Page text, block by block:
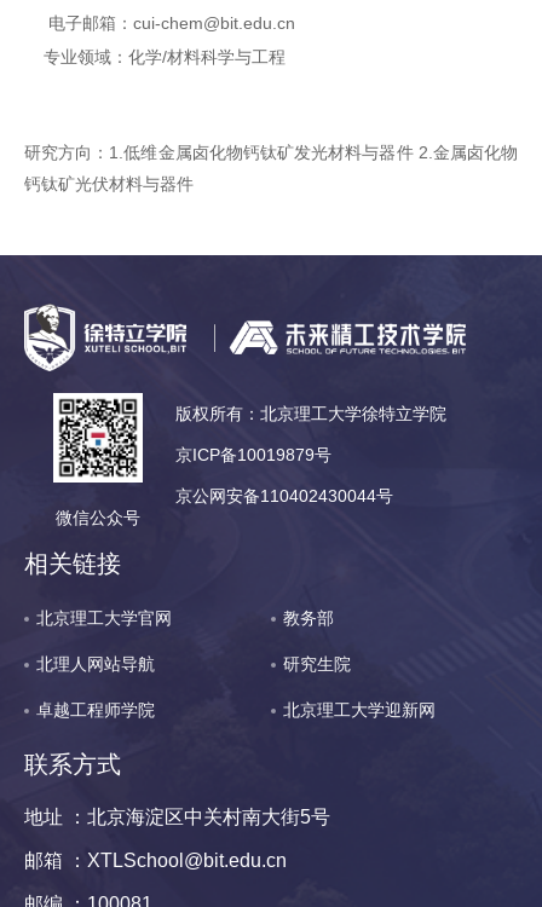
电子邮箱：cui-chem@bit.edu.cn
专业领域：化学/材料科学与工程
研究方向：1.低维金属卤化物钙钛矿发光材料与器件 2.金属卤化物
钙钛矿光伏材料与器件
微信公众号
版权所有：北京理工大学徐特立学院
京ICP备10019879号
京公网安备110402430044号
相关链接
北京理工大学官网 教务部
北理人网站导航 研究生院
卓越工程师学院 北京理工大学迎新网
联系方式
地址 ：北京海淀区中关村南大街5号
邮箱 ：XTLSchool@bit.edu.cn